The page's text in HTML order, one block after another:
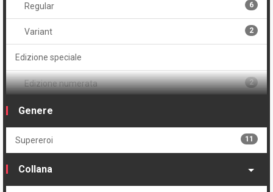
Regular 6
Variant 2
Edizione speciale
Edizione numerata 2
Serie
Volume
Cartonato oversized 1
Genere
Supereroi 11
Collana